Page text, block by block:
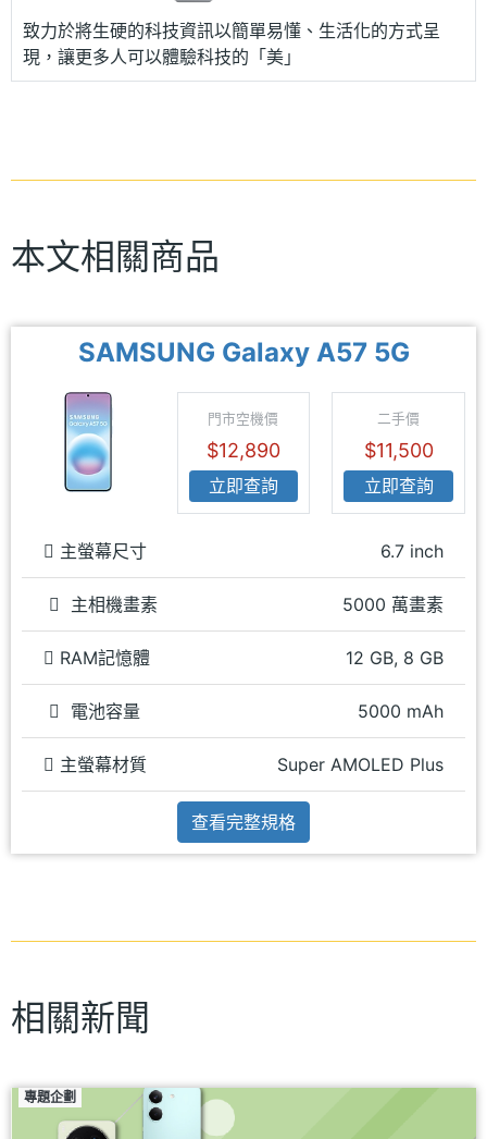
致力於將生硬的科技資訊以簡單易懂、生活化的方式呈
現，讓更多人可以體驗科技的「美」
本文相關商品
SAMSUNG Galaxy A57 5G
門市空機價
$12,890
立即查詢
二手價
$11,500
立即查詢
主螢幕尺寸 6.7 inch
主相機畫素 5000 萬畫素
RAM記憶體 12 GB, 8 GB
電池容量 5000 mAh
主螢幕材質 Super AMOLED Plus
查看完整規格
相關新聞
專題企劃